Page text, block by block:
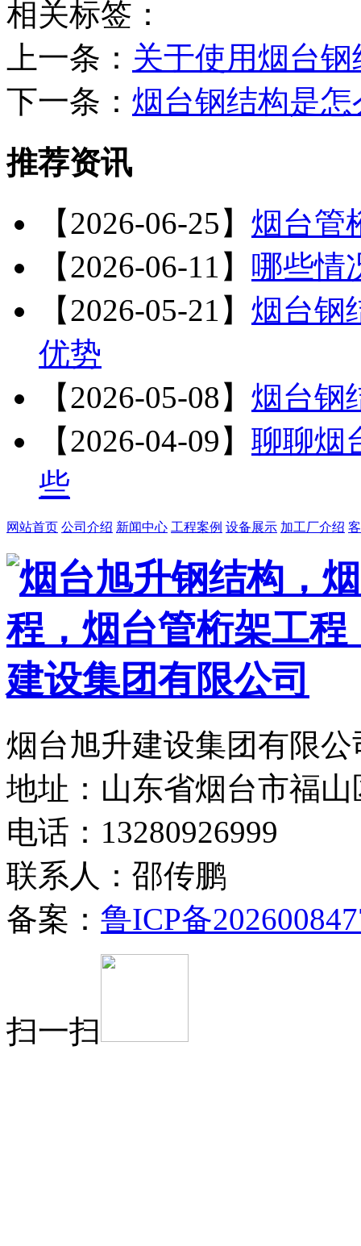
相关标签：
上一条： 关于使用烟台
下一条： 烟台钢结构是
推荐资讯
【2026-06-25】 烟台管
【2026-06-11】 哪些情
【2026-05-21】 烟台钢
优势
【2026-05-08】 烟台钢
【2026-04-09】 聊聊烟
些
网站首页 公司介绍 新闻中心 工程案例 设备展示 加工厂介绍
烟台旭升建设集团有限
地址：山东省烟台市福
电话：13280926999
联系人：邵传鹏
备案： 鲁ICP备
扫一扫